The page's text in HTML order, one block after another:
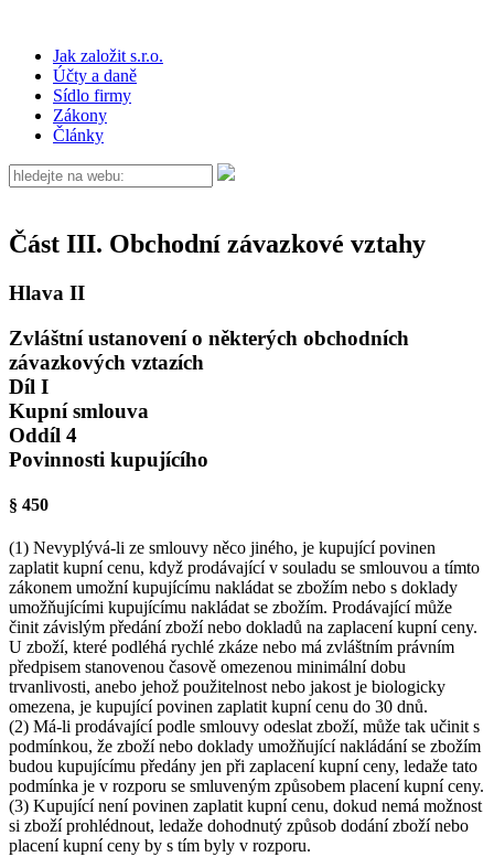
Jak založit s.r.o.
Účty a daně
Sídlo firmy
Zákony
Články
Část III. Obchodní závazkové vztahy
Hlava II
Zvláštní ustanovení o některých obchodních
závazkových vztazích
Díl I
Kupní smlouva
Oddíl 4
Povinnosti kupujícího
§ 450
(1) Nevyplývá-li ze smlouvy něco jiného, je kupující povinen
zaplatit kupní cenu, když prodávající v souladu se smlouvou a tímto
zákonem umožní kupujícímu nakládat se zbožím nebo s doklady
umožňujícími kupujícímu nakládat se zbožím. Prodávající může
činit závislým předání zboží nebo dokladů na zaplacení kupní ceny.
U zboží, které podléhá rychlé zkáze nebo má zvláštním právním
předpisem stanovenou časově omezenou minimální dobu
trvanlivosti, anebo jehož použitelnost nebo jakost je biologicky
omezena, je kupující povinen zaplatit kupní cenu do 30 dnů.
(2) Má-li prodávající podle smlouvy odeslat zboží, může tak učinit s
podmínkou, že zboží nebo doklady umožňující nakládání se zbožím
budou kupujícímu předány jen při zaplacení kupní ceny, ledaže tato
podmínka je v rozporu se smluveným způsobem placení kupní ceny.
(3) Kupující není povinen zaplatit kupní cenu, dokud nemá možnost
si zboží prohlédnout, ledaže dohodnutý způsob dodání zboží nebo
placení kupní ceny by s tím byly v rozporu.